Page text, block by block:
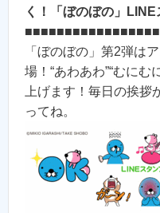
く！「ぼのぼの」
「ぼのぼの」第2弾は
場！“あわあわ”“むにむ
上げます！毎日の挨拶
ってね。